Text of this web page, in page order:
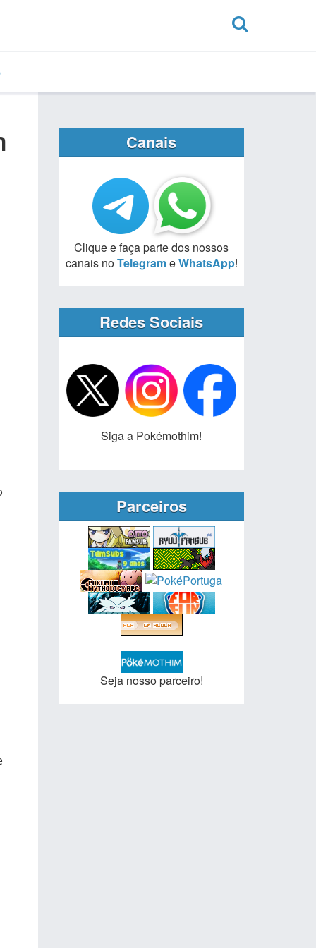
Canais
Clique e faça parte dos nossos
canais noTelegrameWhatsApp!
Redes Sociais
Siga a Pokémothim!
Parceiros
Seja nosso parceiro!